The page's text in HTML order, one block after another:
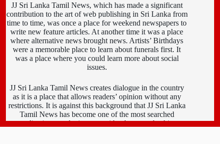
JJ Sri Lanka Tamil News, which has made a significant
contribution to the art of web publishing in Sri Lanka from
time to time, was once a place for weekend newspapers to
write new feature articles. At another time it was a place
where alternative news brought news. Artists’ Birthdays
were a memorable place to learn about funerals first. It
was a place where you could learn more about social
issues.
JJ Sri Lanka Tamil News creates dialogue in the country
as it is a place that allows readers’ opinion without any
restrictions. It is against this background that JJ Sri Lanka
Tamil News has become one of the most searched
applications on the internet with a large readership.